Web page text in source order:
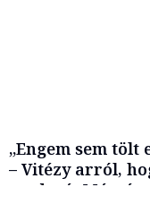
„Engem sem tölt
– Vitézy arról,
tenderét